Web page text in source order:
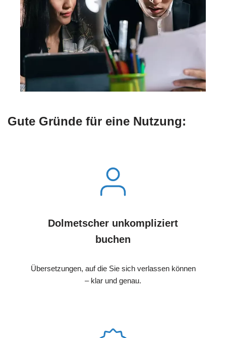
Gute Gründe für eine Nutzung:
Dolmetscher unkompliziert
buchen
Übersetzungen, auf die Sie sich verlassen können
– klar und genau.